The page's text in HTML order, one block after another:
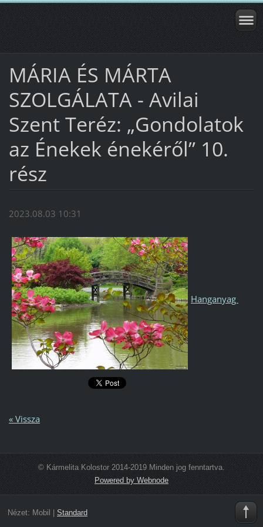
MÁRIA ÉS MÁRTA
SZOLGÁLATA - Avilai
Szent Teréz: „Gondolatok
az Énekek énekéről” 10.
rész
2023.08.03 10:31
Hanganyag
« Vissza
© Kármelita Kolostor 2014-2019 Minden jog fenntartva.
Powered by Webnode
Nézet: Mobil Standard